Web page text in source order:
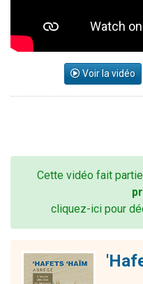
Voir la vidéo
Cette vidéo fait
cliquez-ici pour